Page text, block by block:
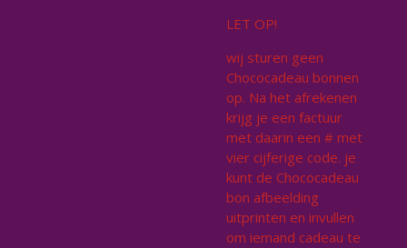
LET OP!
wij sturen geen
Chococadeau bonnen
op. Na het afrekenen
krijg je een factuur
met daarin een # met
vier cijferige code. je
kunt de Chococadeau
bon afbeelding
uitprinten en invullen
om iemand cadeau te